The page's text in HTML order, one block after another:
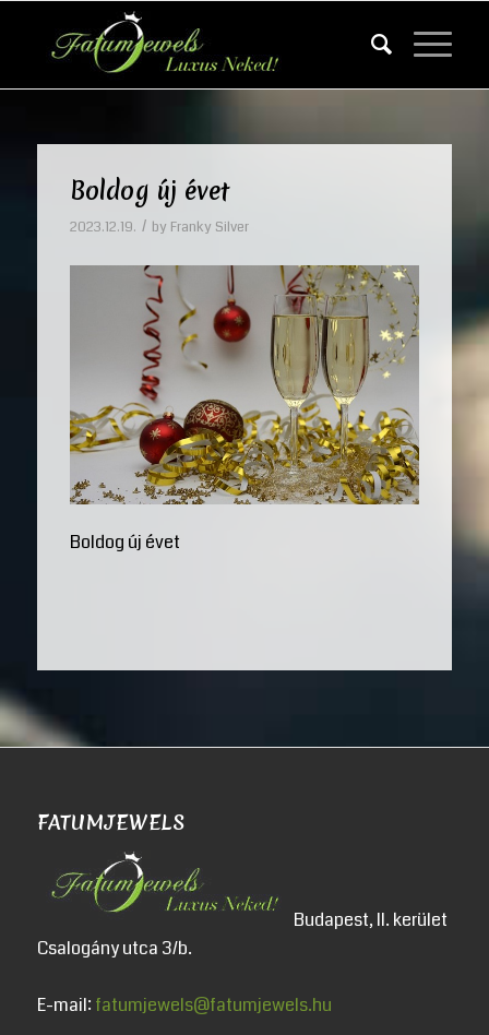
Boldog új évet
2023.12.19. / by Franky Silver
Boldog új évet
FATUMJEWELS
Budapest, II. kerület
Csalogány utca 3/b.
E-mail: fatumjewels@fatumjewels.hu